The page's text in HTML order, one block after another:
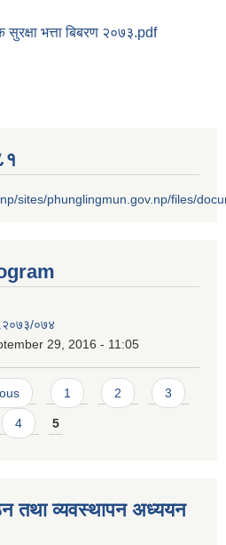
भत्ता बिबरण २०७३.pdf
sites/phunglingmun.gov.np/files/
०७४
29, 2016 - 11:05
1 2 3
4 5
तथा व्यवस्थापन अध्ययन